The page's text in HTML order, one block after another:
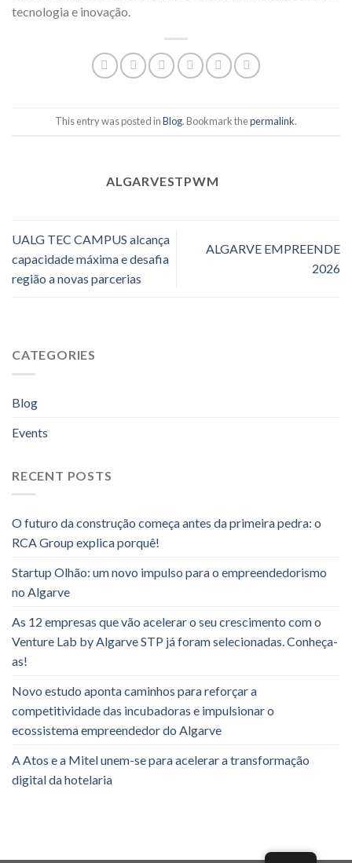
tecnologia e inovação.
This entry was posted inBlog. Bookmark thepermalink.
ALGARVESTPWM
UALG TEC CAMPUS alcança
capacidade máxima e desafia
região a novas parcerias
ALGARVE EMPREENDE
2026
CATEGORIES
Blog
Events
RECENT POSTS
O futuro da construção começa antes da primeira pedra: o
RCA Group explica porquê!
Startup Olhão: um novo impulso para o empreendedorismo
no Algarve
As 12 empresas que vão acelerar o seu crescimento com o
Venture Lab by Algarve STP já foram selecionadas. Conheça-
as!
Novo estudo aponta caminhos para reforçar a
competitividade das incubadoras e impulsionar o
ecossistema empreendedor do Algarve
A Atos e a Mitel unem-se para acelerar a transformação
digital da hotelaria